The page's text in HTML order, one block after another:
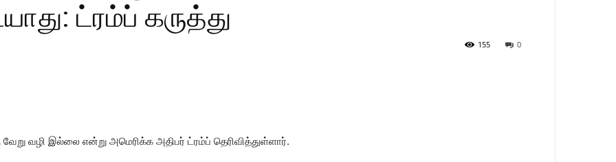
ட்ரம்ப் கருத்து
0
155
வழி இல்லை என்று அமெரிக்க அதிபர் ட்ரம்ப் தெரி​வித்​துள்​ளார்.